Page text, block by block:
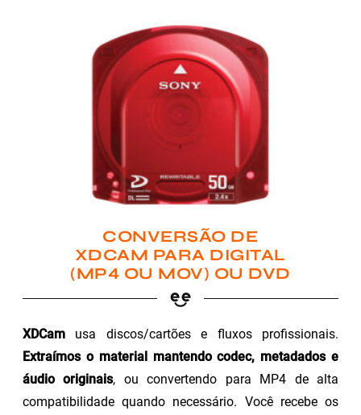
CONVERSÃO DE
XDCAM PARA DIGITAL
(MP4 OU MOV) OU DVD
XDCam usa discos/cartões e fluxos profissionais.
Extraímos o material mantendo codec, metadados e
áudio originais, ou convertendo para MP4 de alta
compatibilidade quando necessário. Você recebe os